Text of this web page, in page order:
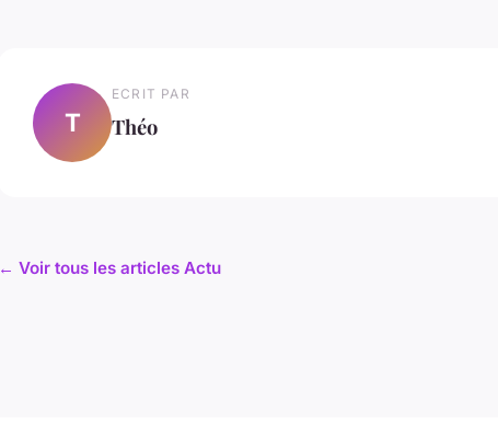
T
ECRIT PAR
Théo
← Voir tous les articles Actu